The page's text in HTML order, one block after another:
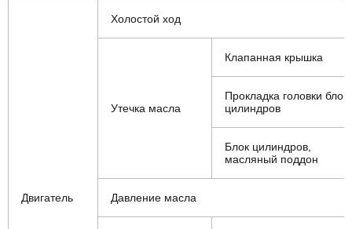
Двигатель
Холостой ход
Утечка масла
Клапанная крышка
Прокладка головки
цилиндров
Блок цилиндров,
масляный поддон
Давление масла